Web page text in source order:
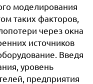
моделирования
таких факторов,
через окна
источников
Введя
уровень
предприятия